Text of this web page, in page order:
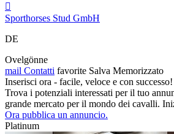

Sporthorses Stud GmbH
DE
Ovelgönne
mail Contatti favorite Salva Memorizzato
Inserisci ora - facile, veloce e con successo!
Trova i potenziali interessati per il tuo
grande mercato per il mondo dei cavalli.
Ora pubblica un annuncio.
Platinum